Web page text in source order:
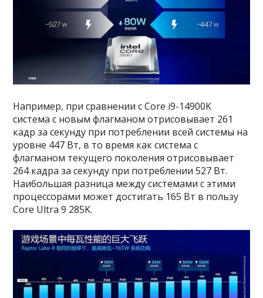
Например, при сравнении с Core i9-14900K
система с новым флагманом отрисовывает 261
кадр за секунду при потреблении всей системы на
уровне 447 Вт, в то время как система с
флагманом текущего поколения отрисовывает
264 кадра за секунду при потреблении 527 Вт.
Наибольшая разница между системами с этими
процессорами может достигать 165 Вт в пользу
Core Ultra 9 285K.